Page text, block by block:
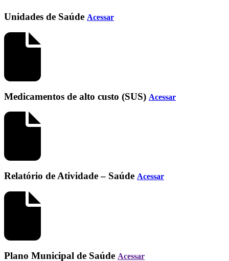
Unidades de Saúde Acessar
Medicamentos de alto custo (SUS) Acessar
Relatório de Atividade – Saúde Acessar
Plano Municipal de Saúde Acessar